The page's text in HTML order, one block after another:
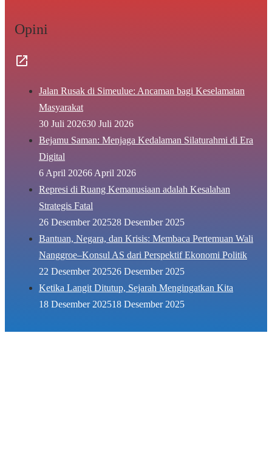
Opini
Jalan Rusak di Simeulue: Ancaman bagi Keselamatan
Masyarakat
30 Juli 202630 Juli 2026
Bejamu Saman: Menjaga Kedalaman Silaturahmi di Era
Digital
6 April 20266 April 2026
Represi di Ruang Kemanusiaan adalah Kesalahan
Strategis Fatal
26 Desember 202528 Desember 2025
Bantuan, Negara, dan Krisis: Membaca Pertemuan Wali
Nanggroe–Konsul AS dari Perspektif Ekonomi Politik
22 Desember 202526 Desember 2025
Ketika Langit Ditutup, Sejarah Mengingatkan Kita
18 Desember 202518 Desember 2025